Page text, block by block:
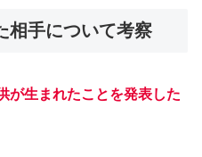
相手について考察
が生まれたことを発表した